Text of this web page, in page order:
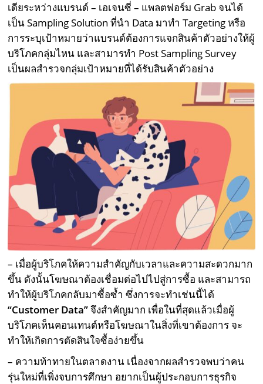
เดียระหว่างแบรนด์ – เอเจนซี่ – แพลตฟอร์ม Grab จนได้
เป็น Sampling Solution ที่นำ Data มาทำ Targeting หรือ
การระบุเป้าหมายว่าแบรนด์ต้องการแจกสินค้าตัวอย่างให้ผู้
บริโภคกลุ่มไหน และสามารทำ Post Sampling Survey
เป็นผลสำรวจกลุ่มเป้าหมายที่ได้รับสินค้าตัวอย่าง
– เมื่อผู้บริโภคให้ความสำคัญกับเวลาและความสะดวกมาก
ขึ้น ดังนั้นโฆษณาต้องเชื่อมต่อไปไปสู่การซื้อ และสามารถ
ทำให้ผู้บริโภคกลับมาซื้อซ้ำ ซึ่งการจะทำเช่นนี้ได้
“Customer Data”จึงสำคัญมาก เพื่อในที่สุดแล้วเมื่อผู้
บริโภคเห็นคอนเทนต์​หรือโฆษณาในสิ่งที่เขาต้องการ จะ
ทำให้เกิดการตัดสินใจซื้อง่ายขึ้น
– ความท้าทายในตลาดงาน เนื่องจากผลสำรวจพบว่าคน
รุ่นใหม่ที่เพิ่งจบการศึกษา อยากเป็นผู้ประกอบการธุรกิจ